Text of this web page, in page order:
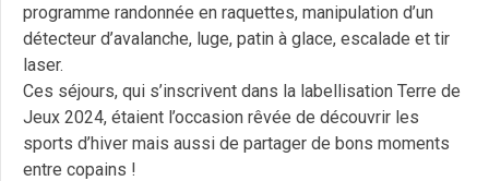
programme randonnée en raquettes, manipulation d’un
détecteur d’avalanche, luge, patin à glace, escalade et tir
laser.
Ces séjours, qui s’inscrivent dans la labellisation Terre de
Jeux 2024, étaient l’occasion rêvée de découvrir les
sports d’hiver mais aussi de partager de bons moments
entre copains !